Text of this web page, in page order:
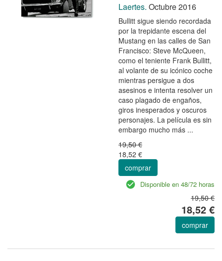
Laertes. Octubre 2016
Bullitt sigue siendo recordada
por la trepidante escena del
Mustang en las calles de San
Francisco: Steve McQueen,
como el teniente Frank Bullitt,
al volante de su icónico coche
mientras persigue a dos
asesinos e intenta resolver un
caso plagado de engaños,
giros inesperados y oscuros
personajes. La película es sin
embargo mucho más ...
19,50 €
18,52 €
comprar
Disponible en 48/72 horas
19,50 €
18,52 €
comprar